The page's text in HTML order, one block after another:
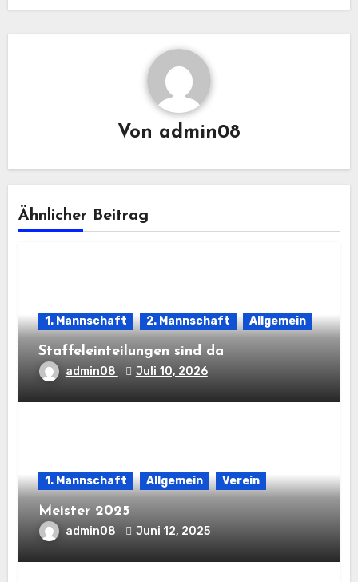
Von admin08
Ähnlicher Beitrag
1. Mannschaft 2. Mannschaft Allgemein
Staffeleinteilungen sind da
admin08 Juli 10, 2026
1. Mannschaft Allgemein Verein
Meister 2025
admin08 Juni 12, 2025